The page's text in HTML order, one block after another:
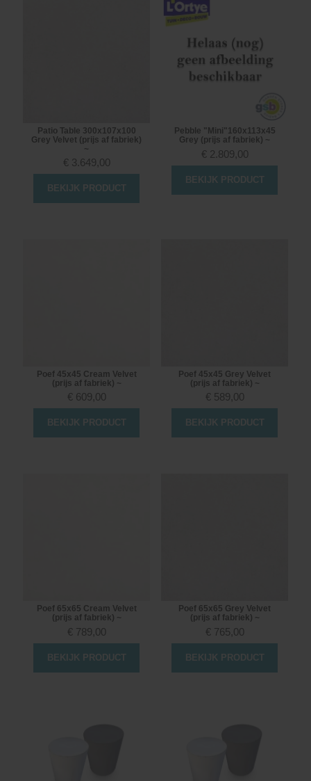
Patio Table 300x107x100
Grey Velvet (prijs af fabriek)
~
€ 3.649,00
BEKIJK PRODUCT
Pebble "Mini"160x113x45
Grey (prijs af fabriek) ~
€ 2.809,00
BEKIJK PRODUCT
Poef 45x45 Cream Velvet
(prijs af fabriek) ~
€ 609,00
BEKIJK PRODUCT
Poef 45x45 Grey Velvet
(prijs af fabriek) ~
€ 589,00
BEKIJK PRODUCT
Poef 65x65 Cream Velvet
(prijs af fabriek) ~
€ 789,00
BEKIJK PRODUCT
Poef 65x65 Grey Velvet
(prijs af fabriek) ~
€ 765,00
BEKIJK PRODUCT